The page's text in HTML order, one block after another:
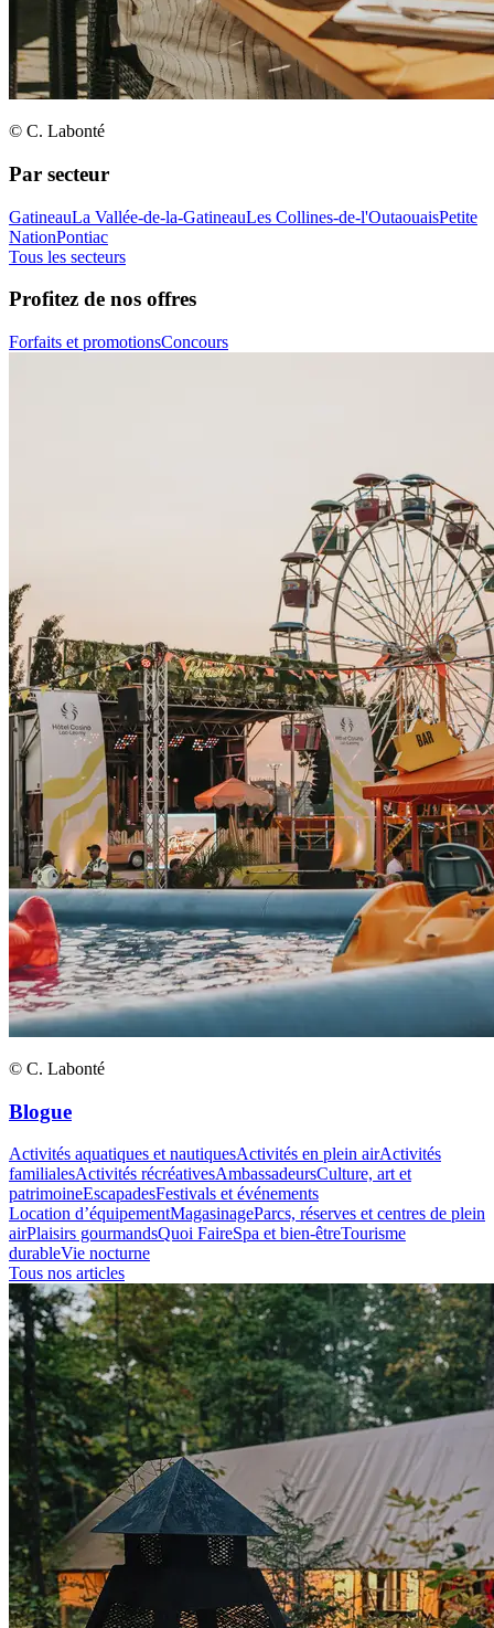
© C. Labonté
Par secteur
GatineauLa Vallée-de-la-GatineauLes Collines-de-l'OutaouaisPetite
NationPontiac
Tous les secteurs
Profitez de nos offres
Forfaits et promotionsConcours
© C. Labonté
Blogue
Activités aquatiques et nautiquesActivités en plein airActivités
familialesActivités récréativesAmbassadeursCulture, art et
patrimoineEscapadesFestivals et événements
Location d’équipementMagasinageParcs, réserves et centres de plein
airPlaisirs gourmandsQuoi FaireSpa et bien-êtreTourisme
durableVie nocturne
Tous nos articles